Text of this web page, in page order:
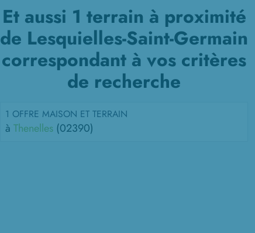
Et aussi 1 terrain à proximité
de Lesquielles-Saint-Germain
correspondant à vos critères
de recherche
1 OFFRE MAISON ET TERRAIN
à Thenelles (02390)